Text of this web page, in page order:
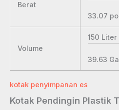
Berat
33.07
Volume
150 Liter
39.63
kotak penyimpanan es
Kotak Pendingin Plastik